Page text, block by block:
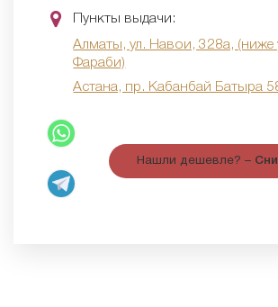
Пункты выдачи:
Алматы, ул. Навои, 328а, (ниже
Фараби)
Астана, пр. Кабанбай Батыра
Нашли дешевле? –